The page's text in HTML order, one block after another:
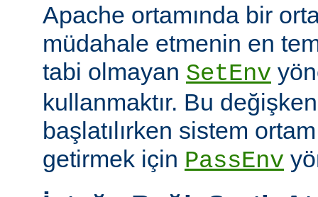
Apache ortamında bir
müdahale etmenin en
tabi olmayan SetEnv
kullanmaktır. Bu
başlatılırken sistem
getirmek için PassEnv